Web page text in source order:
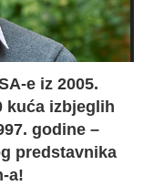
e iz 2005.
kuća izbjeglih
godine –
predstavnika
a!